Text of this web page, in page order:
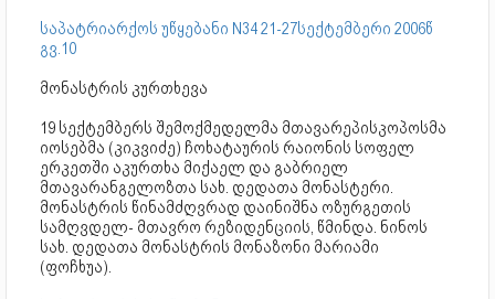
საპატრიარქოს უწყებანი N34 21-27სექტემბერი 2006წ
გვ.10
მონასტრის კურთხევა
19 სექტემბერს შემოქმედელმა მთავარეპისკოპოსმა
იოსებმა (კიკვიძე) ჩოხატაურის რაიონის სოფელ
ერკეთში აკურთხა მიქაელ და გაბრიელ
მთავარანგელოზთა სახ. დედათა მონასტერი.
მონასტრის წინამძღვრად დაინიშნა ოზურგეთის
სამღვდელ- მთავრო რეზიდენციის, წმინდა. ნინოს
სახ. დედათა მონასტრის მონაზონი მარიამი
(ფოჩხუა).